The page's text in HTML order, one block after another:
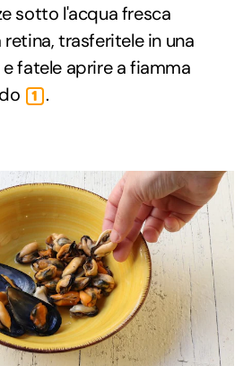
sotto l'acqua fresca
trasferitele in una
fatele aprire a fiamma
1 .